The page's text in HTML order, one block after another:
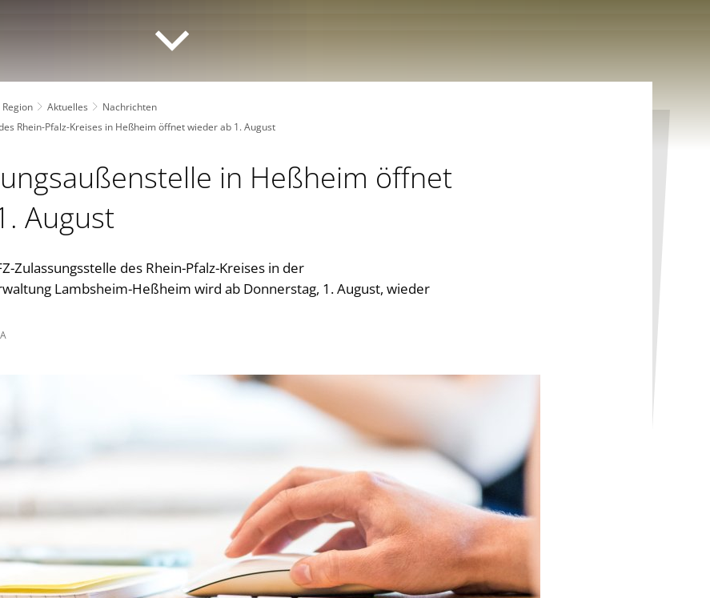
Aktuelles
Nachrichten
Rhein-Pfalz-Kreises in Heßheim öffnet wieder ab 1. August
in Heßheim öffnet
August
Zulassungsstelle des Rhein-Pfalz-Kreises in der
Lambsheim-Heßheim wird ab Donnerstag, 1. August, wieder